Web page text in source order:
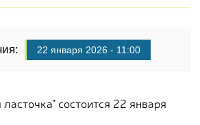
22 января 2026 - 11:00
состоится 22 января